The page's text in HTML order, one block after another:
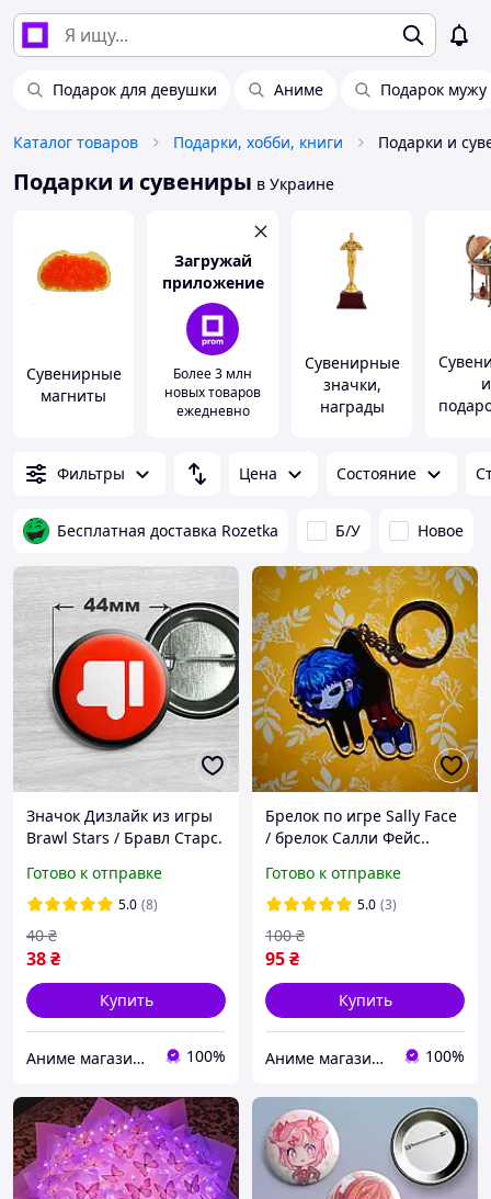
Подарок для девушки Аниме Подарок мужу
Каталог товаров Подарки, хобби, книги Подарки и
Подарки и сувениры в Украине
Сувенирные
магниты
Загружай
приложение
Более 3 млн
новых товаров
ежедневно
Сувенирные
значки,
награды
и
Фильтры Цена Состояние
Бесплатная доставка Rozetka Б/У Новое
Значок Дизлайк из игры
Brawl Stars / Бравл Старс.
Готово к отправке
5.0 (8)
38₴
40 ₴
Купить
Аниме магазин Anikoneko 100%
Брелок по игре Sally Face
/ брелок Салли Фейс..
Готово к отправке
5.0 (3)
95₴
100 ₴
Купить
Аниме магазин Anikoneko 100%